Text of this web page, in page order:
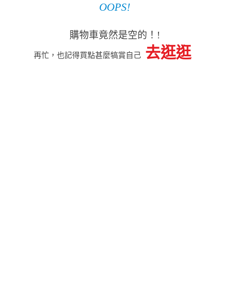
OOPS!
購物車竟然是空的！!
再忙，也記得買點甚麼犒賞自己 去逛逛